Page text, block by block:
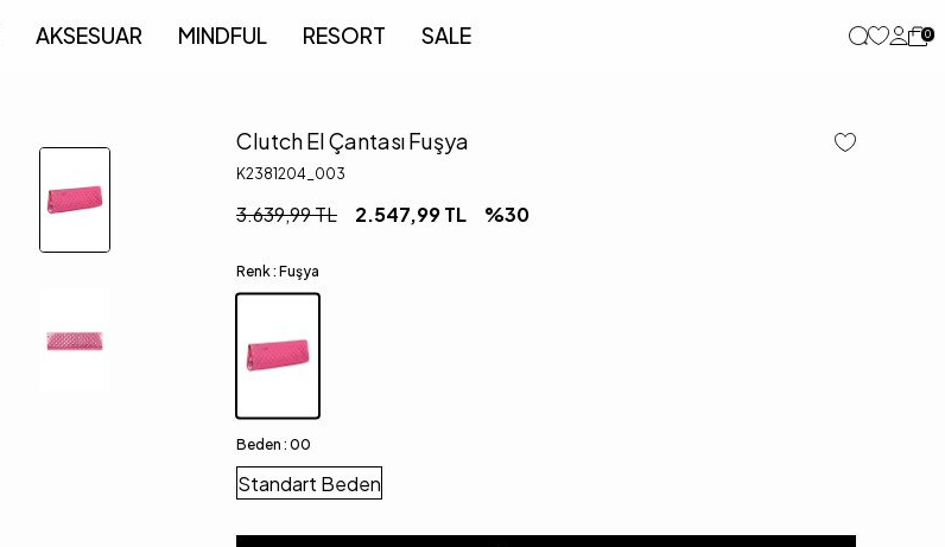
AKSESUAR MINDFUL RESORT SALE 0
Clutch El Çantası Fuşya
K2381204_003
3.639,99TL 2.547,99TL %30
Renk : Fuşya
Beden : 00
Standart Beden